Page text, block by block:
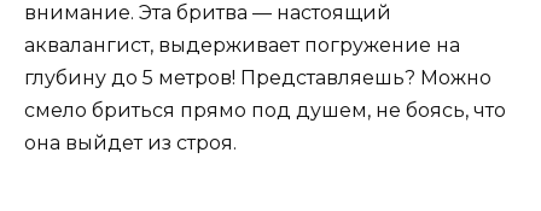
внимание. Эта бритва — настоящий
аквалангист, выдерживает погружение на
глубину до 5 метров! Представляешь? Можно
смело бриться прямо под душем, не боясь, что
она выйдет из строя.